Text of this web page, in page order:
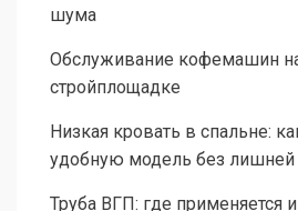
шума
Обслуживание кофемашин
стройплощадке
Низкая кровать в спальне:
удобную модель без лишней
Труба ВГП: где применяется